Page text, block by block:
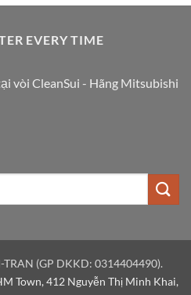
EVERY TIME
vòi CleanSui - Hãng Mitsubishi
(GP DKKD: 0314404490).
Town, 412 Nguyễn Thị Minh Khai,